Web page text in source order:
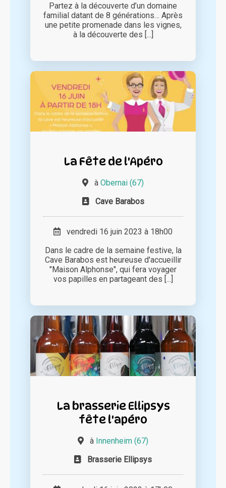
Partez à la découverte d’un domaine
familial datant de 8 générations… Après
une petite promenade dans les vignes,
à la découverte des [...]
La Fête de l'Apéro
à Obernai (67)
Cave Barabos
vendredi 16 juin 2023 à 18h00
Dans le cadre de la semaine festive, la
Cave Barabos est heureuse d'accueillir
"Maison Alphonse", qui fera voyager
vos papilles en partageant des [...]
La brasserie Ellipsys
fête l'apéro
à Innenheim (67)
Brasserie Ellipsys